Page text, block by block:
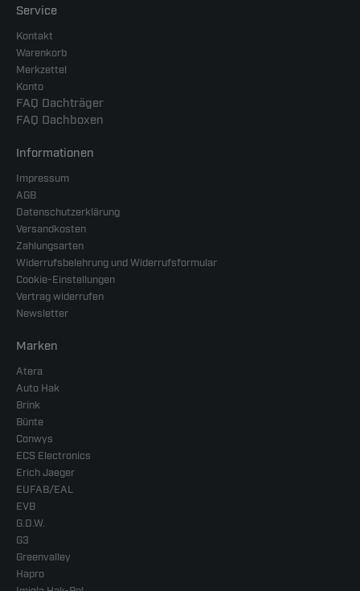
Service
Kontakt
Warenkorb
Merkzettel
Konto
FAQ Dachträger
FAQ Dachboxen
Informationen
Impressum
AGB
Datenschutzerklärung
Versandkosten
Zahlungsarten
Widerrufsbelehrung und Widerrufsformular
Cookie-Einstellungen
Vertrag widerrufen
Newsletter
Marken
Atera
Auto Hak
Brink
Bünte
Conwys
ECS Electronics
Erich Jaeger
EUFAB/EAL
EVB
G.D.W.
G3
Greenvalley
Hapro